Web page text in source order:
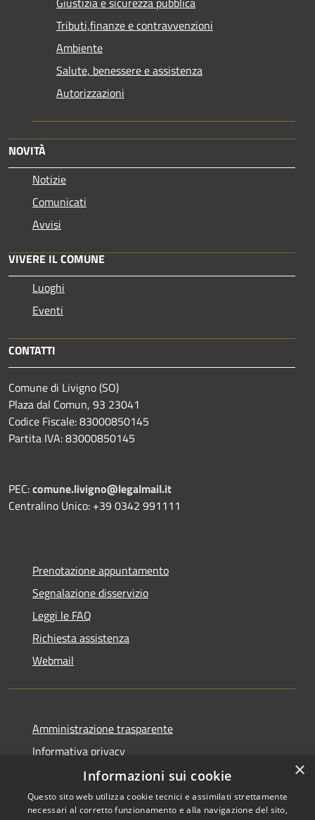
Tributi,finanze e contravvenzioni
Ambiente
Salute, benessere e assistenza
Autorizzazioni
NOVITÀ
Notizie
Comunicati
Avvisi
VIVERE IL COMUNE
Luoghi
Eventi
CONTATTI
Comune di Livigno (SO)
Plaza dal Comun, 93 23041
Codice Fiscale: 83000850145
Partita IVA: 83000850145
PEC:comune.livigno@legalmail.it
Centralino Unico: +39 0342 991111
Prenotazione appuntamento
Segnalazione disservizio
Leggi le FAQ
Richiesta assistenza
Webmail
Amministrazione trasparente
Informativa privacy
Dichiarazione di accessibilità
×
Informazioni sui cookie
Questo sito web utilizza cookie tecnici e assimilati strettamente
necessari al corretto funzionamento e alla navigazione del sito,